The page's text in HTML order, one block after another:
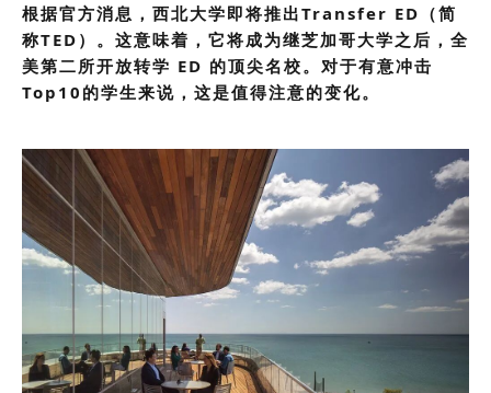
根据官方消息，西北大学即将推出Transfer ED （简
称TED）。这意味着，它将成为继芝加哥大学之后，全
美第二所开放转学 ED 的顶尖名校。对于有意冲击
Top10的学生来说，这是值得注意的变化。